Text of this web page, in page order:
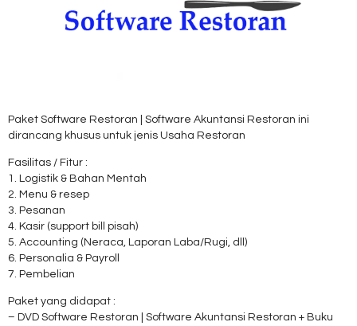
Paket Software Restoran | Software Akuntansi Restoran ini
dirancang khusus untuk jenis Usaha Restoran
Fasilitas / Fitur :
1. Logistik & Bahan Mentah
2. Menu & resep
3. Pesanan
4. Kasir (support bill pisah)
5. Accounting (Neraca, Laporan Laba/Rugi, dll)
6. Personalia & Payroll
7. Pembelian
Paket yang didapat :
– DVD Software Restoran | Software Akuntansi Restoran + Buku